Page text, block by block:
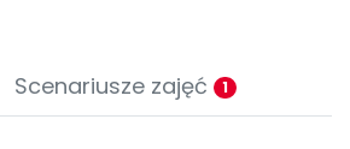
Scenariusze zajęć 1